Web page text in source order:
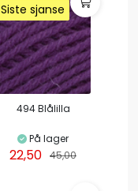
Siste sjanse
Siste sjanse
Siste sjanse
494 Blålilla
På lager
22,50 45,00